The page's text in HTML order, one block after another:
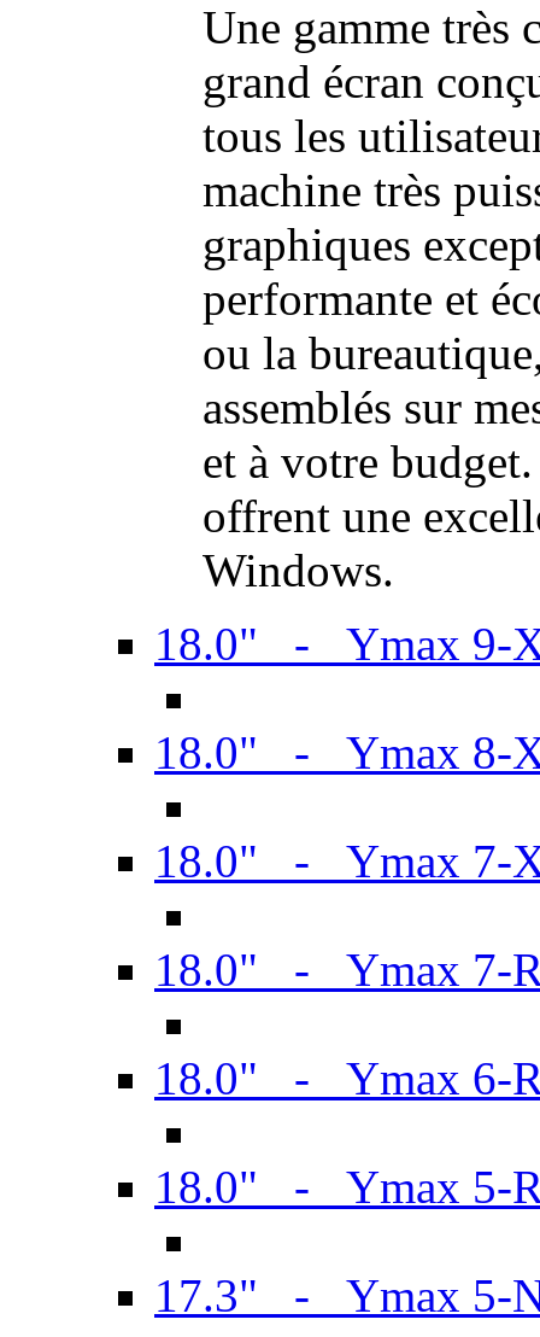
Une gamme très
grand écran
tous les
machine très
graphiques
performante et
ou la
assemblés sur
et à votre
offrent une
Windows.
18.0" - Ymax 9-
18.0" - Ymax 8-
18.0" - Ymax 7-
18.0" - Ymax 7-
18.0" - Ymax 6-
18.0" - Ymax 5-
17.3" - Ymax 5-